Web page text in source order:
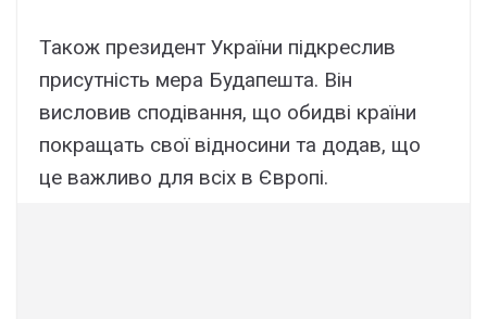
Також президент України підкреслив
присутність мера Будапешта. Він
висловив сподівання, що обидві країни
покращать свої відносини та додав, що
це важливо для всіх в Європі.